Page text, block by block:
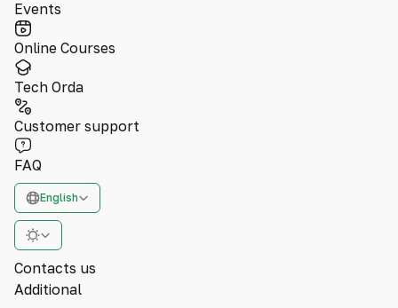
Events
Online Courses
Tech Orda
Customer support
FAQ
English
Contacts us
Additional